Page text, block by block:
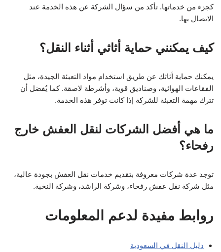
كجزء من خدماتها. تأكد من سؤال الشركة عن هذه الخدمة عند
الاتصال بها.
كيف يمكنني حماية أثاثي أثناء النقل؟
يمكنك حماية أثاثك عن طريق استخدام مواد التعبئة الجيدة، مثل
الفقاعات الهوائية، وصناديق قوية، وأشرطة لاصقة. كما يُفضل أن
تترك مهمة التعبئة للشركة إذا كانت توفر هذه الخدمة.
ما هي أفضل الشركات لنقل العفش خارج
رفحاء؟
توجد عدة شركات معروفة بتقديم خدمات نقل العفش بجودة عالية،
مثل شركة نقل عفش رفحاء، وشركة الراشد، وشركة النخبة.
روابط مفيدة لدعم المعلومات
دليل النقل في السعودية